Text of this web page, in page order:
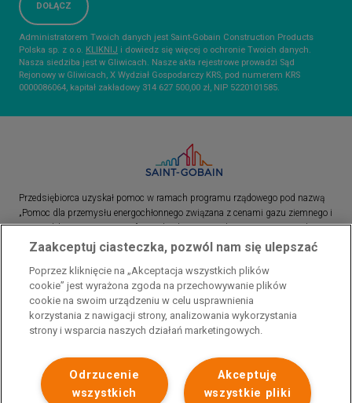
Administratorem Twoich danych jest Saint-Gobain Construction Products
Polska sp. z o.o. KLIKNIJ i dowiedz się więcej o ochronie Twoich danych.
Nasza siedziba jest w Gliwicach. Nasze akta rejestrowe prowadzi Sąd
Rejonowy w Gliwicach, X Wydział Gospodarczy KRS, pod numerem KRS
0000086064, kapitał zakładowy 314 627 500,00 zł, NIP 5220101585.
Przedsiębiorca uzyskał pomoc w ramach programu rządowego pod nazwą
„Pomoc dla przemysłu energochłonnego związana z cenami gazu ziemnego i
energii elektrycznej w 2023 r.”. Przedsiębiorca uzyskał pomoc w ramach
programu rządowego pod nazwą: „Pomoc dla sektorów energochłonnych
związana z nagłymi wzrostami cen gazu ziemnego i energii elektrycznej w
2022 r.”
Zaakceptuj ciasteczka, pozwól nam się ulepszać
Poprzez kliknięcie na „Akceptacja wszystkich plików
cookie” jest wyrażona zgoda na przechowywanie plików
cookie na swoim urządzeniu w celu usprawnienia
korzystania z nawigacji strony, analizowania wykorzystania
strony i wsparcia naszych działań marketingowych.
Akceptuję
wszystkie pliki
Odrzucenie
wszystkich